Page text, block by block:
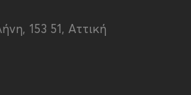
Μαύρο
153 51, Αττική